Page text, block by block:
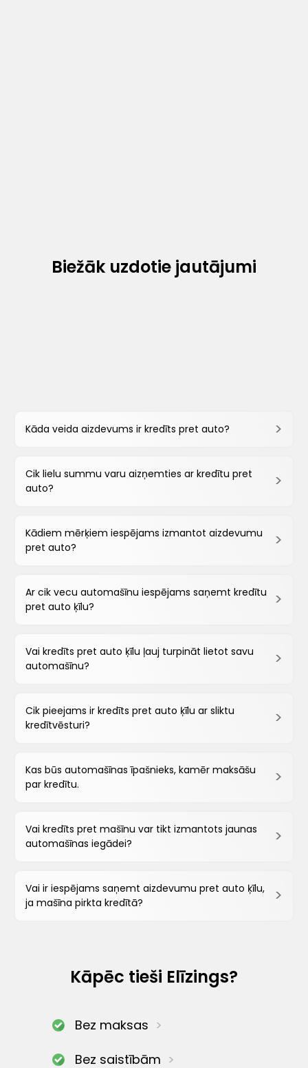
Biežāk uzdotie jautājumi
Kāda veida aizdevums ir kredīts pret auto?
Cik lielu summu varu aizņemties ar kredītu pret
auto?
Kādiem mērķiem iespējams izmantot aizdevumu
pret auto?
Ar cik vecu automašīnu iespējams saņemt kredītu
pret auto ķīlu?
Vai kredīts pret auto ķīlu ļauj turpināt lietot savu
automašīnu?
Cik pieejams ir kredīts pret auto ķīlu ar sliktu
kredītvēsturi?
Kas būs automašīnas īpašnieks, kamēr maksāšu
par kredītu.
Vai kredīts pret mašīnu var tikt izmantots jaunas
automašīnas iegādei?
Vai ir iespējams saņemt aizdevumu pret auto ķīlu,
ja mašīna pirkta kredītā?
Kāpēc tieši Elīzings?
Bez maksas
Bez saistībām